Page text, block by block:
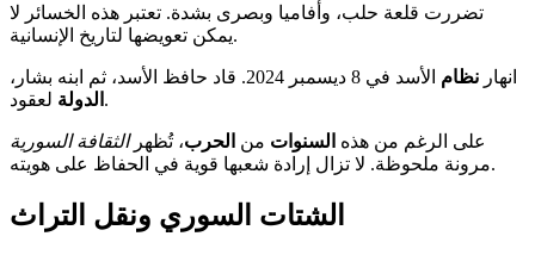
تضررت قلعة حلب، وأفاميا وبصرى بشدة. تعتبر هذه الخسائر لا
يمكن تعويضها لتاريخ الإنسانية.
انهار نظام الأسد في 8 ديسمبر 2024. قاد حافظ الأسد، ثم ابنه بشار،
الدولة لعقود.
على الرغم من هذه السنوات من الحرب، تُظهرالثقافة السورية
مرونة ملحوظة. لا تزال إرادة شعبها قوية في الحفاظ على هويته.
الشتات السوري ونقل التراث